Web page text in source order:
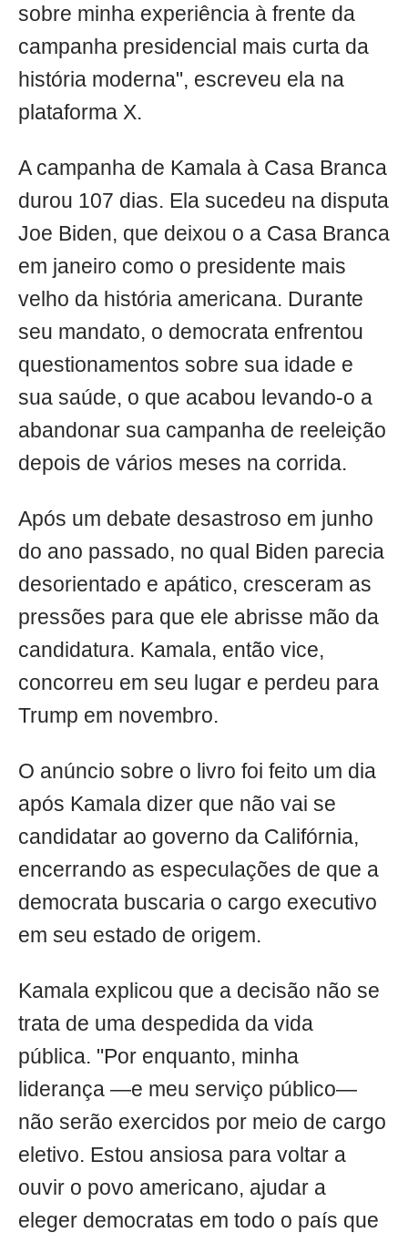
sobre minha experiência à frente da
campanha presidencial mais curta da
história moderna", escreveu ela na
plataforma X.
A campanha de Kamala à Casa Branca
durou 107 dias. Ela sucedeu na disputa
Joe Biden, que deixou o a Casa Branca
em janeiro como o presidente mais
velho da história americana. Durante
seu mandato, o democrata enfrentou
questionamentos sobre sua idade e
sua saúde, o que acabou levando-o a
abandonar sua campanha de reeleição
depois de vários meses na corrida.
Após um debate desastroso em junho
do ano passado, no qual Biden parecia
desorientado e apático, cresceram as
pressões para que ele abrisse mão da
candidatura. Kamala, então vice,
concorreu em seu lugar e perdeu para
Trump em novembro.
O anúncio sobre o livro foi feito um dia
após Kamala dizer que não vai se
candidatar ao governo da Califórnia,
encerrando as especulações de que a
democrata buscaria o cargo executivo
em seu estado de origem.
Kamala explicou que a decisão não se
trata de uma despedida da vida
pública. "Por enquanto, minha
liderança —e meu serviço público—
não serão exercidos por meio de cargo
eletivo. Estou ansiosa para voltar a
ouvir o povo americano, ajudar a
eleger democratas em todo o país que